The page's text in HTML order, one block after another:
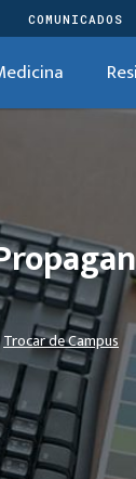
COMUNICADOS
Trocar de Campus